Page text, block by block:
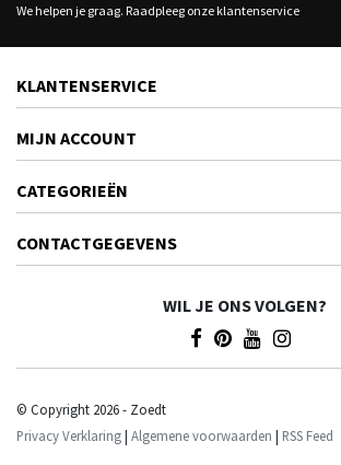
We helpen je graag. Raadpleeg onze klantenservice
KLANTENSERVICE
MIJN ACCOUNT
CATEGORIEËN
CONTACTGEGEVENS
WIL JE ONS VOLGEN?
© Copyright 2026 - Zoedt
Privacy Verklaring| Algemene voorwaarden | RSS Feed